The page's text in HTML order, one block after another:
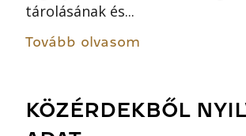
tárolásának és...
Tovább olvasom
KÖZÉRDEKBŐL